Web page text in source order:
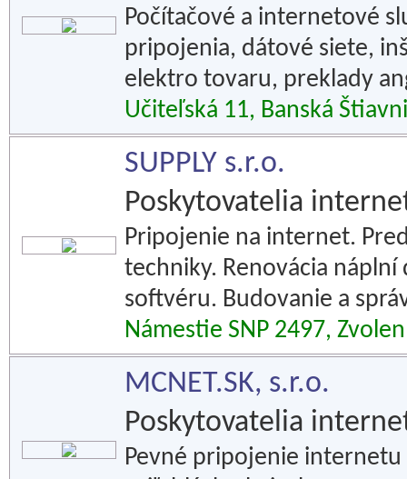
Počítačové a internetové
pripojenia, dátové siete,
elektro tovaru, preklady
Učiteľská 11, Banská
SUPPLY s.r.o.
Poskytovatelia
Pripojenie na internet.
techniky. Renovácia
softvéru. Budovanie a
Námestie SNP 2497, Zvolen
MCNET.SK, s.r.o.
Poskytovatelia
Pevné pripojenie internetu